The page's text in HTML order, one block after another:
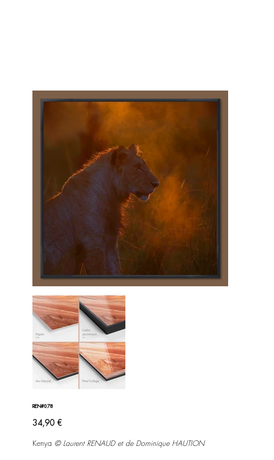
REN#078
Prix
34,90 €
Kenya © Laurent RENAUD et de Dominique HAUTION